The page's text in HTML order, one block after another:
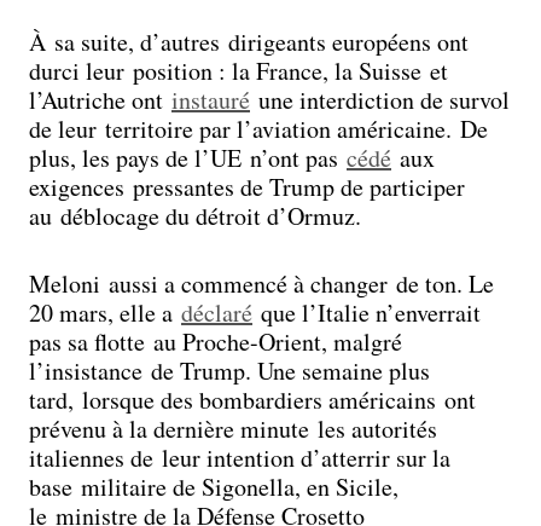
À sa suite, d’autres dirigeants européens ont
durci leur position : la France, la Suisse et
l’Autriche ont instauré une interdiction de survol
de leur territoire par l’aviation américaine. De
plus, les pays de l’UE n’ont pas cédé aux
exigences pressantes de Trump de participer
au déblocage du détroit d’Ormuz.
Meloni aussi a commencé à changer de ton. Le
20 mars, elle a déclaré que l’Italie n’enverrait
pas sa flotte au Proche-Orient, malgré
l’insistance de Trump. Une semaine plus
tard, lorsque des bombardiers américains ont
prévenu à la dernière minute les autorités
italiennes de leur intention d’atterrir sur la
base militaire de Sigonella, en Sicile,
le ministre de la Défense Crosetto